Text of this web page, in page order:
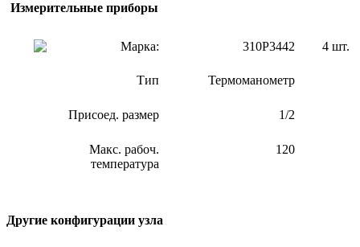
Измерительные приборы
Марка: 310P3442 4 шт.
Тип Термоманометр
Присоед. размер 1/2
Макс. рабоч.
температура
120
Другие конфигурации узла